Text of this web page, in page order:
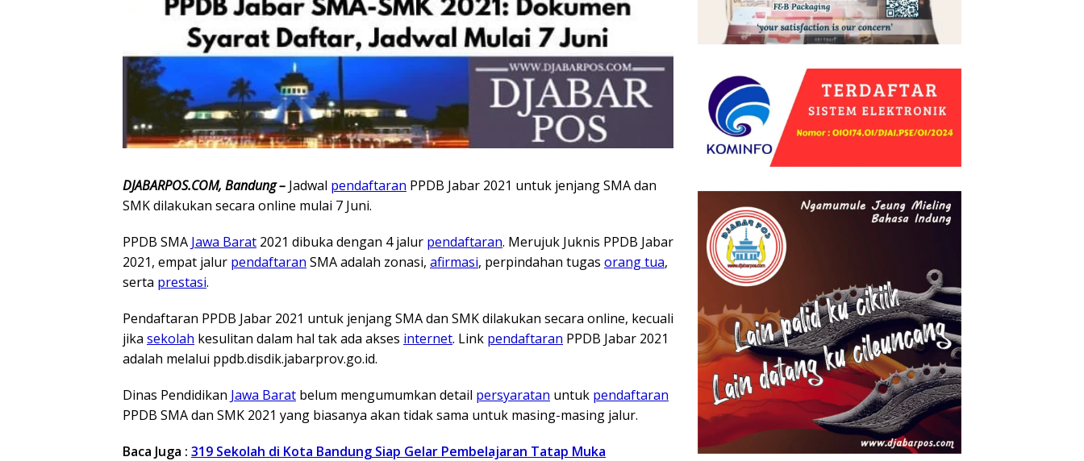
DJABARPOS.COM, Bandung – Jadwal pendaftaran PPDB Jabar 2021 untuk jenjang SMA dan
SMK dilakukan secara online mulai 7 Juni.
PPDB SMA Jawa Barat 2021 dibuka dengan 4 jalur pendaftaran. Merujuk Juknis PPDB Jabar
2021, empat jalur pendaftaran SMA adalah zonasi, afirmasi, perpindahan tugas orang tua,
serta prestasi.
Pendaftaran PPDB Jabar 2021 untuk jenjang SMA dan SMK dilakukan secara online, kecuali
jika sekolah kesulitan dalam hal tak ada akses internet. Link pendaftaran PPDB Jabar 2021
adalah melalui ppdb.disdik.jabarprov.go.id.
Dinas Pendidikan Jawa Barat belum mengumumkan detail persyaratan untuk pendaftaran
PPDB SMA dan SMK 2021 yang biasanya akan tidak sama untuk masing-masing jalur.
Baca Juga : 319 Sekolah di Kota Bandung Siap Gelar Pembelajaran Tatap Muka